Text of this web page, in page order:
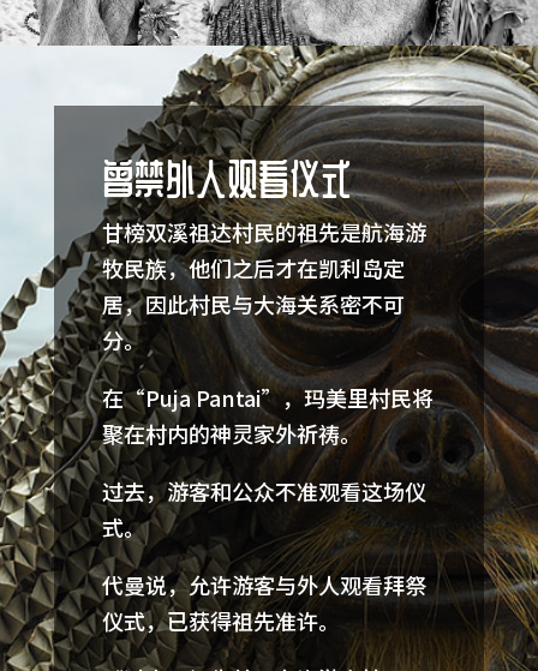
曾禁外人观看仪式
甘榜双溪祖达村民的祖先是航海游
牧民族，他们之后才在凯利岛定
居，因此村民与大海关系密不可
分。
在“Puja Pantai”，玛美里村民将
聚在村内的神灵家外祈祷。
过去，游客和公众不准观看这场仪
式。
代曼说，允许游客与外人观看拜祭
仪式，已获得祖先准许。